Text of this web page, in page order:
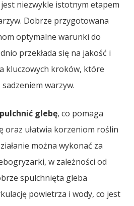
niezwykle istotnym etapem
Dobrze przygotowana
optymalne warunki do
przekłada się na jakość i
kluczowych kroków, które
warzyw.
glebę, co pomaga
ułatwia korzeniom roślin
można wykonać za
w zależności od
spulchnięta gleba
powietrza i wody, co jest